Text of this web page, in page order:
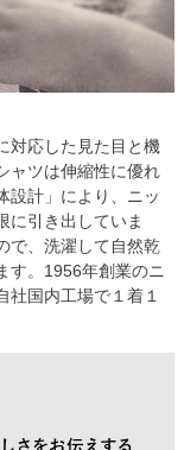
対応した見た目と機
ャツは伸縮性に優れ
設計」により、ニッ
に引き出していま
で、洗濯して自然乾
す。1956年創業のニ
社国内工場で１着１